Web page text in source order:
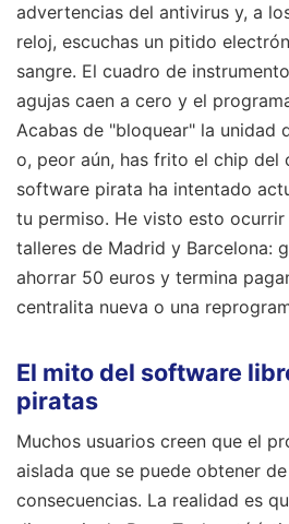
advertencias del antivirus y, a
reloj, escuchas un pitido
sangre. El cuadro de
agujas caen a cero y el
Acabas de "bloquear" la unidad
o, peor aún, has frito el chip del
software pirata ha intentado
tu permiso. He visto esto ocurrir
talleres de Madrid y Barcelona:
ahorrar 50 euros y termina
centralita nueva o una
El mito del software
piratas
Muchos usuarios creen que el
aislada que se puede obtener
consecuencias. La realidad es